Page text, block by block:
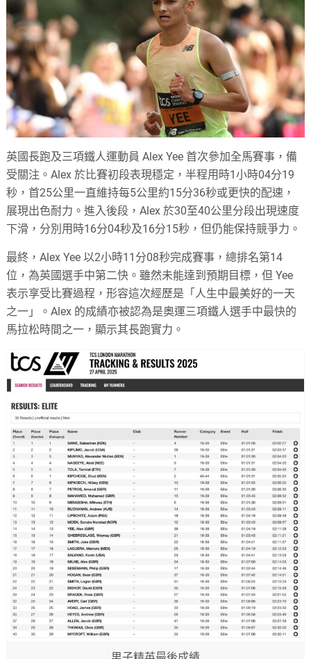
英國長跑及三項鐵人運動員 Alex Yee 首次參加全馬賽事，備
受關注。Alex 於比賽初段表現穩定，半程用時1小時04分19
秒，首25公里一直維持每5公里約15分36秒或更快的配速，
展現出色耐力。進入後段，Alex 於30至40公里分段出現速度
下滑，分別用時16分04秒及16分15秒，但仍能保持競爭力。
最終，Alex Yee 以2小時11分08秒完成賽事，總排名第14
位，為英國選手中第二快。雖然未能達到預期目標，但 Yee
表示享受比賽過程，形容這次經歷是「人生中最美好的一天
之一」。Alex 的成績亦被認為是奧運三項鐵人選手中最快的
馬拉松時間之一，顯示其長跑實力。